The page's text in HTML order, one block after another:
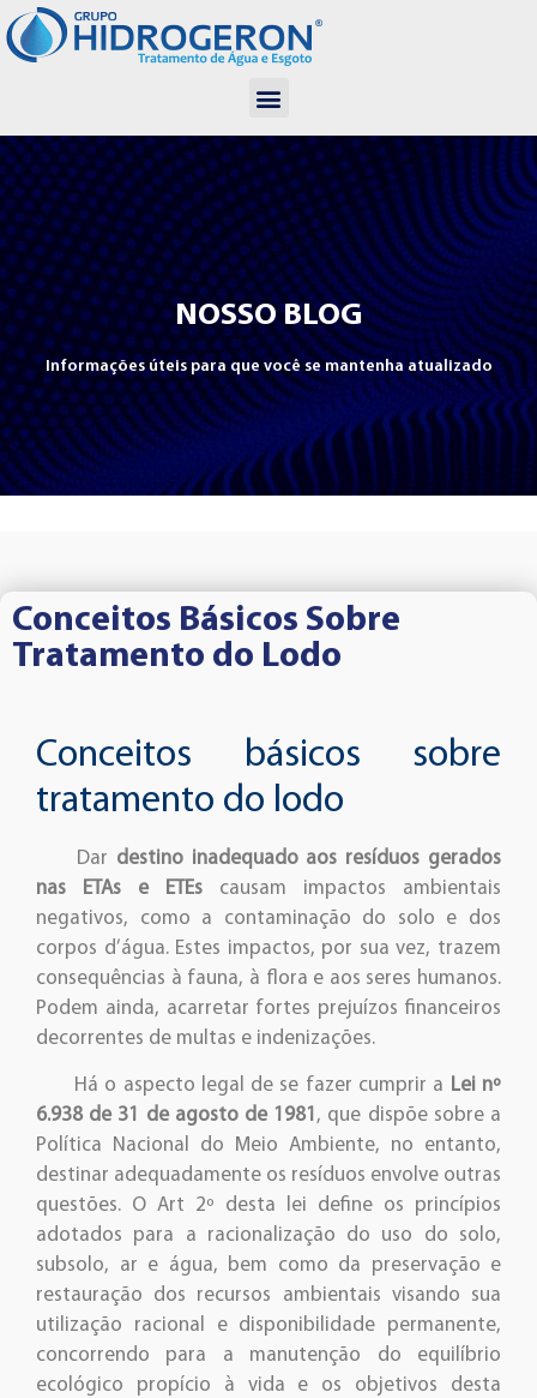
NOSSO BLOG
Informações úteis para que você se mantenha atualizado
Conceitos Básicos Sobre
Tratamento do Lodo
Conceitos básicos sobre
tratamento do lodo
Dar destino inadequado aos resíduos gerados
nas ETAs e ETEs causam impactos ambientais
negativos, como a contaminação do solo e dos
corpos d’água. Estes impactos, por sua vez, trazem
consequências à fauna, à flora e aos seres humanos.
Podem ainda, acarretar fortes prejuízos financeiros
decorrentes de multas e indenizações.
Há o aspecto legal de se fazer cumprir a Lei nº
6.938 de 31 de agosto de 1981 , que dispõe sobre a
Política Nacional do Meio Ambiente, no entanto,
destinar adequadamente os resíduos envolve outras
questões. O Art 2º desta lei define os princípios
adotados para a racionalização do uso do solo,
subsolo, ar e água, bem como da preservação e
restauração dos recursos ambientais visando sua
utilização racional e disponibilidade permanente,
concorrendo para a manutenção do equilíbrio
ecológico propício à vida e os objetivos desta